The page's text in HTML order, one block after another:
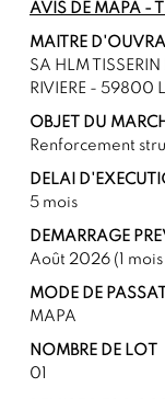
AVIS DE MAPA -
MAITRE
SA HLM
RIVIERE - 59800
OBJET DU
Renforcement
DELAI
5 mois
DEMARRAGE
Août 2026 (1
MODE DE
MAPA
NOMBRE DE LOT
01